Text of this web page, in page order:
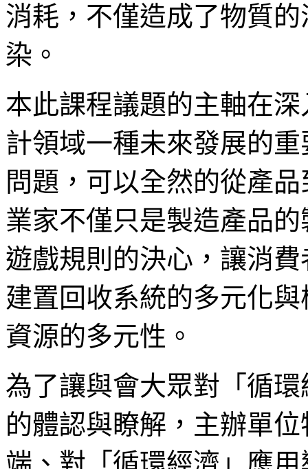
消耗，不僅造成了物質
染。
本此課程議題的主軸在
計領域一種未來發展的
問題，可以全然的從產
業家不僅只是製造產品
遊戲規則的決心，讓消
建置回收系統的多元化
資源的多元性。
為了讓與會大眾對「循
的體認與瞭解，主辦單
端、對「循環經濟」應